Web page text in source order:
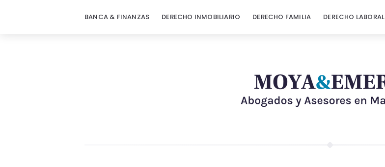
BANCA & FINANZAS DERECHO INMOBILIARIO DERECHO FAMILIA DERECHO LABORAL